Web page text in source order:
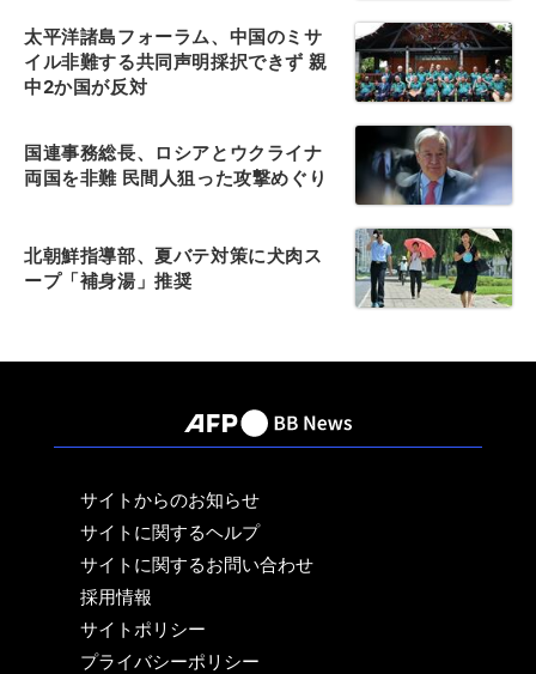
太平洋諸島フォーラム、中国のミサ
イル非難する共同声明採択できず 親
中2か国が反対
国連事務総長、ロシアとウクライナ
両国を非難 民間人狙った攻撃めぐり
北朝鮮指導部、夏バテ対策に犬肉ス
ープ「補身湯」推奨
サイトからのお知らせ
サイトに関するヘルプ
サイトに関するお問い合わせ
採用情報
サイトポリシー
プライバシーポリシー